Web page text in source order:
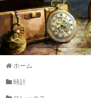
ホーム
時計